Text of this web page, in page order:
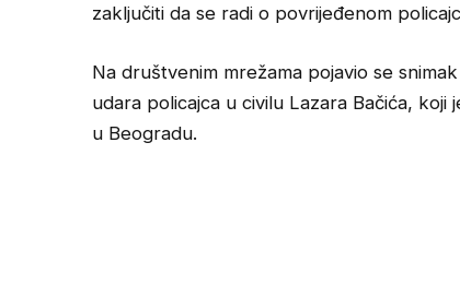
zaključiti da se radi o povrijeđenom
Na društvenim mrežama pojavio se
udara policajca u civilu Lazara Bačića,
u Beogradu.